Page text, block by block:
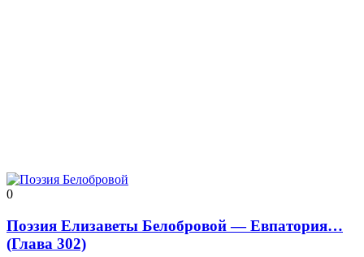
0
Поэзия Елизаветы Белобровой — Евпатория…
(Глава 302)